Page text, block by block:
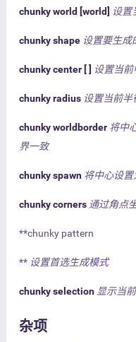
chunky world [world] 设置
chunky shape 设置要生成
chunky center [ ] 设置当
chunky radius 设置当前半
chunky worldborder 将中
界一致
chunky spawn 将中心设
chunky corners 通过角点
**chunky pattern
** 设置首选生成模式
chunky selection 显示当
杂项